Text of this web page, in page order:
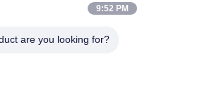
9:52 PM
are you looking for?